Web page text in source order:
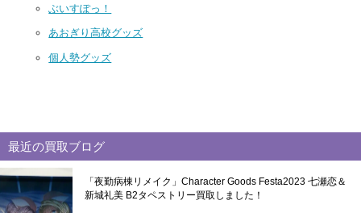
ぶいすぽっ！
あおぎり高校グッズ
個人勢グッズ
最近の買取ブログ
「夜勤病棟リメイク」Character Goods Festa2023 七瀬恋＆
新城礼美 B2タペストリー買取しました！